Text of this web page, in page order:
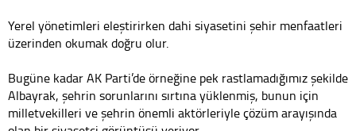
Yerel yönetimleri eleştirirken dahi siyasetini şehir menfaatleri
üzerinden okumak doğru olur.
Bugüne kadar AK Parti’de örneğine pek rastlamadığımız şekilde
Albayrak, şehrin sorunlarını sırtına yüklenmiş, bunun için
milletvekilleri ve şehrin önemli aktörleriyle çözüm arayışında